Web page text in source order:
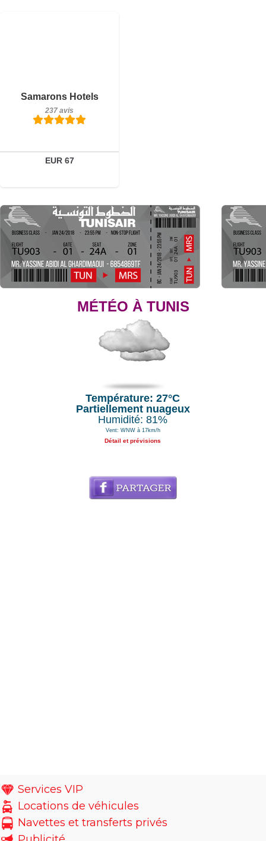
Samarons Hotels
237 avis
EUR 67
Réserver
MÉTÉO À TUNIS
Température: 27°C
Partiellement nuageux
Humidité: 81%
Vent: WNW à 17km/h
Détail et prévisions
Services VIP
Locations de véhicules
Navettes et transferts privés